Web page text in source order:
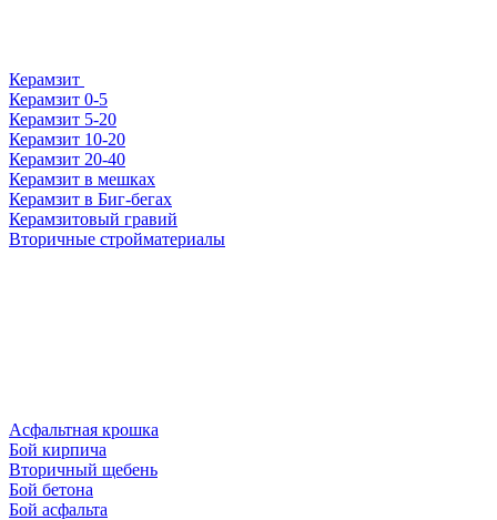
Керамзит
Керамзит 0-5
Керамзит 5-20
Керамзит 10-20
Керамзит 20-40
Керамзит в мешках
Керамзит в Биг-бегах
Керамзитовый гравий
Вторичные стройматериалы
Асфальтная крошка
Бой кирпича
Вторичный щебень
Бой бетона
Бой асфальта